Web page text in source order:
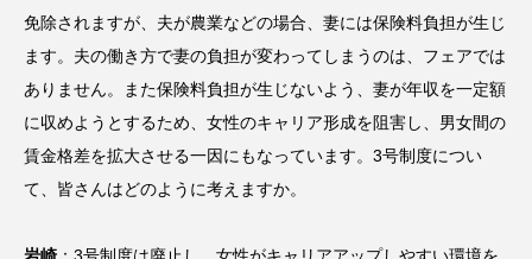
免除されますが、夫が農業などの場合、妻には保険料負担が生じ
ます。夫の働き方で妻の負担が変わってしまうのは、フェアでは
ありません。また保険料負担が生じないよう、妻が年収を一定額
に収めようとするため、女性のキャリア形成を阻害し、男女間の
賃金格差を拡大させる一因にもなっています。3号制度につい
て、皆さんはどのように考えますか。